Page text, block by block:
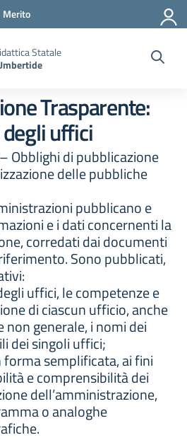
Merito
Statale
Trasparente:
uffici
– Obblighi di pubblicazione
delle pubbliche
pubblicano e
e i dati concernenti la
corredati dai documenti
Sono pubblicati,
uffici, le competenze e
di ciascun ufficio, anche
generale, i nomi dei
dei singoli uffici;
forma semplificata, ai fini
e comprensibilità dei
dell’amministrazione,
o analoghe